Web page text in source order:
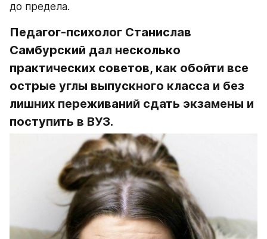
до предела.
Педагог-психолог Станислав
Самбурский дал несколько
практических советов, как обойти все
острые углы выпускного класса и без
лишних переживаний сдать экзамены и
поступить в ВУЗ.